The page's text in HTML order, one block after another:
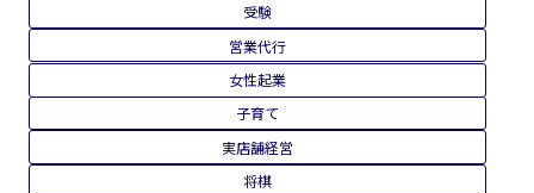
受験
営業代行
女性起業
子育て
実店舗経営
将棋